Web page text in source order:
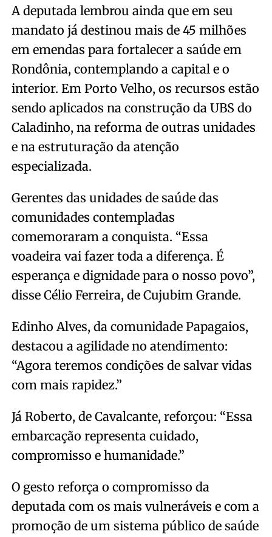
A deputada lembrou ainda que em seu
mandato já destinou mais de 45 milhões
em emendas para fortalecer a saúde em
Rondônia, contemplando a capital e o
interior. Em Porto Velho, os recursos estão
sendo aplicados na construção da UBS do
Caladinho, na reforma de outras unidades
e na estruturação da atenção
especializada.
Gerentes das unidades de saúde das
comunidades contempladas
comemoraram a conquista. “Essa
voadeira vai fazer toda a diferença. É
esperança e dignidade para o nosso povo”,
disse Célio Ferreira, de Cujubim Grande.
Edinho Alves, da comunidade Papagaios,
destacou a agilidade no atendimento:
“Agora teremos condições de salvar vidas
com mais rapidez.”
Já Roberto, de Cavalcante, reforçou: “Essa
embarcação representa cuidado,
compromisso e humanidade.”
O gesto reforça o compromisso da
deputada com os mais vulneráveis e com a
promoção de um sistema público de saúde